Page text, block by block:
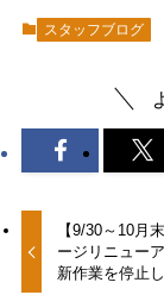
スタッフブログ
【9/30～10月
ージリニュー
新作業を停止し